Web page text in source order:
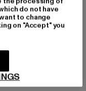
Preis: 18,99 EUR
do not have
to change
on "Accept" you